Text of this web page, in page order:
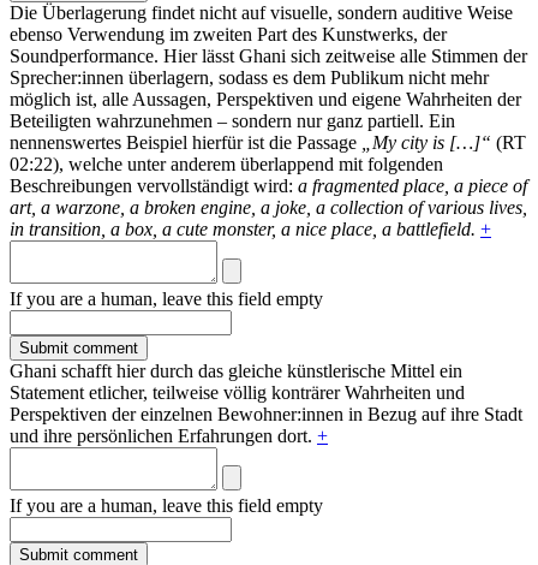
Die Überlagerung findet nicht auf visuelle, sondern auditive Weise
ebenso Verwendung im zweiten Part des Kunstwerks, der
Soundperformance. Hier lässt Ghani sich zeitweise alle Stimmen der
Sprecher:innen überlagern, sodass es dem Publikum nicht mehr
möglich ist, alle Aussagen, Perspektiven und eigene Wahrheiten der
Beteiligten wahrzunehmen – sondern nur ganz partiell. Ein
nennenswertes Beispiel hierfür ist die Passage
„My city is […]“ (RT
02:22), welche unter anderem überlappend mit folgenden
Beschreibungen vervollständigt wird: a fragmented place, a piece of
art, a warzone, a broken engine, a joke, a collection of various lives,
in transition, a box, a cute monster, a nice place, a battlefield. +
If you are a human, leave this field empty
Ghani schafft hier durch das gleiche künstlerische Mittel ein
Statement etlicher, teilweise völlig konträrer Wahrheiten und
Perspektiven der einzelnen Bewohner:innen in Bezug auf ihre Stadt
und ihre persönlichen Erfahrungen dort. +
If you are a human, leave this field empty